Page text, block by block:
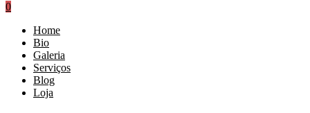
0
Home
Bio
Galeria
Serviços
Blog
Loja